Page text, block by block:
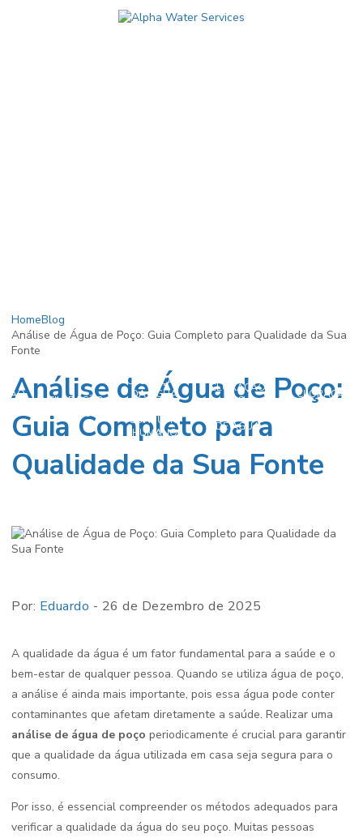
CLORAÇÃO
DA ÁGUA
CLORAÇÃO
DA ÁGUA
CONSUMO
HUMANO
CLORAÇÃO
NO
DE ÁGUA
CLORAÇÃO
DE POÇOS
HomeBlog
Análise de Água de Poço: Guia Completo para Qualidade da Sua
Fonte
Análise de Água de Poço:
Guia Completo para
Qualidade da Sua Fonte
Por: Eduardo - 26 de Dezembro de 2025
A qualidade da água é um fator fundamental para a saúde e o
bem-estar de qualquer pessoa. Quando se utiliza água de poço,
a análise é ainda mais importante, pois essa água pode conter
contaminantes que afetam diretamente a saúde. Realizar uma
análise de água de poço periodicamente é crucial para garantir
que a qualidade da água utilizada em casa seja segura para o
consumo.
Por isso, é essencial compreender os métodos adequados para
verificar a qualidade da água do seu poço. Muitas pessoas